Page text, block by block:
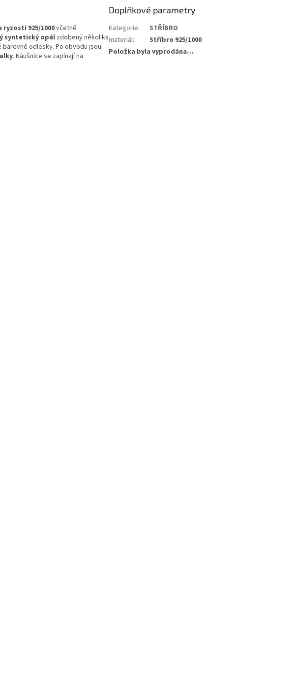
925/1000včetně
syntetický opál zdobený několika
barevné odlesky. Po obvodu jsou
. Náušnice se zapínají na
Doplňkové parametry
Kategorie:
STŘÍBRO
materiál:
Stříbro 925/1000
Položka byla vyprodána…